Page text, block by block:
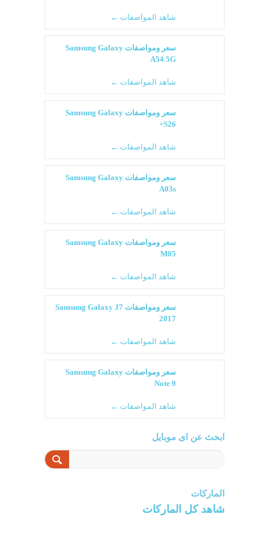
شاهد المواصفات ←
سعر ومواصفات Samsung Galaxy
A54 5G
شاهد المواصفات ←
سعر ومواصفات Samsung Galaxy
S26+
شاهد المواصفات ←
سعر ومواصفات Samsung Galaxy
A03s
شاهد المواصفات ←
سعر ومواصفات Samsung Galaxy
M05
شاهد المواصفات ←
سعر ومواصفات Samsung Galaxy J7
2017
شاهد المواصفات ←
سعر ومواصفات Samsung Galaxy
Note 9
شاهد المواصفات ←
ابحث عن اى موبايل
الماركات
شاهد كل الماركات